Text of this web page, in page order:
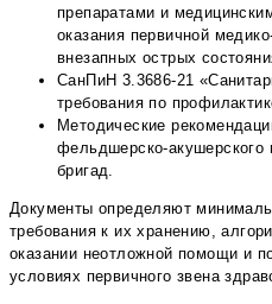
препаратами и
оказания первичной
внезапных острых
СанПиН 3.3686-21
требования по
Методические
фельдшерско-
бригад.
Документы определяют
требования к их хранению,
оказании неотложной помощи и
условиях первичного звена